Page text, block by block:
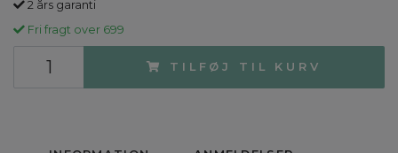
2 års garanti
Fri fragt over 699
TILFØJ TIL KURV